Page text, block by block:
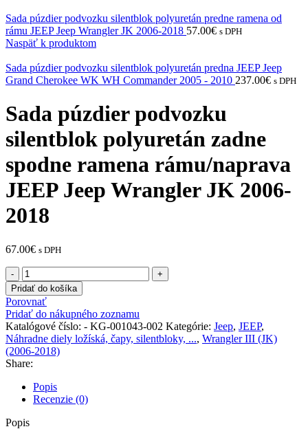
Sada púzdier podvozku silentblok polyuretán predne ramena od
rámu JEEP Jeep Wrangler JK 2006-2018 57.00€ s DPH
Naspäť k produktom
Sada púzdier podvozku silentblok polyuretán predna JEEP Jeep
Grand Cherokee WK WH Commander 2005 - 2010 237.00€ s DPH
Sada púzdier podvozku
silentblok polyuretán zadne
spodne ramena rámu/naprava
JEEP Jeep Wrangler JK 2006-
2018
67.00€ s DPH
množstvo
Sada
púzdier
podvozku
silentblok
polyuretán
zadne
spodne
ramena
rámu/naprava
JEEP
Jeep
Wrangler
Pridať do košíka
Porovnať
Pridať do nákupného zoznamu
Katalógové číslo: - KG-001043-002 Kategórie: Jeep, JEEP,
Náhradne diely ložíská, čapy, silentbloky, ..., Wrangler III (JK)
(2006-2018)
Share:
Popis
Recenzie (0)
Popis